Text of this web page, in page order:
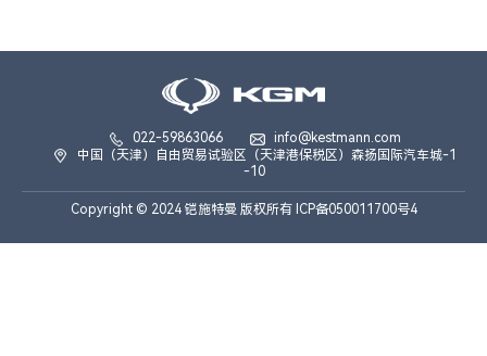
022-59863066
info@kestmann.com
中国（天津）自由贸易试验区（天津港保税区）森扬国际汽车城-1
-10
Copyright © 2024 铠施特曼 版权所有 ICP备050011700号4